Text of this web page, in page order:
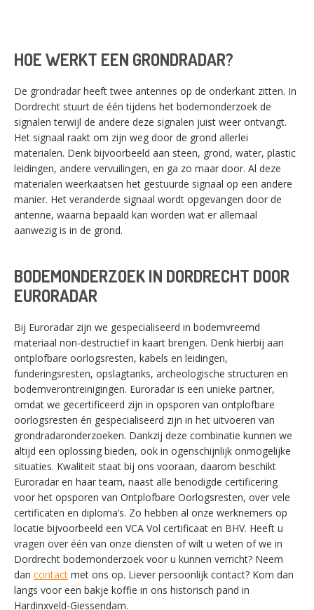
HOE WERKT EEN GRONDRADAR?
De grondradar heeft twee antennes op de onderkant zitten. In
Dordrecht stuurt de één tijdens het bodemonderzoek de
signalen terwijl de andere deze signalen juist weer ontvangt.
Het signaal raakt om zijn weg door de grond allerlei
materialen. Denk bijvoorbeeld aan steen, grond, water, plastic
leidingen, andere vervuilingen, en ga zo maar door. Al deze
materialen weerkaatsen het gestuurde signaal op een andere
manier. Het veranderde signaal wordt opgevangen door de
antenne, waarna bepaald kan worden wat er allemaal
aanwezig is in de grond.
BODEMONDERZOEK IN DORDRECHT DOOR
EURORADAR
Bij Euroradar zijn we gespecialiseerd in bodemvreemd
materiaal non-destructief in kaart brengen. Denk hierbij aan
ontplofbare oorlogsresten, kabels en leidingen,
funderingsresten, opslagtanks, archeologische structuren en
bodemverontreinigingen. Euroradar is een unieke partner,
omdat we gecertificeerd zijn in opsporen van ontplofbare
oorlogsresten én gespecialiseerd zijn in het uitvoeren van
grondradaronderzoeken. Dankzij deze combinatie kunnen we
altijd een oplossing bieden, ook in ogenschijnlijk onmogelijke
situaties. Kwaliteit staat bij ons vooraan, daarom beschikt
Euroradar en haar team, naast alle benodigde certificering
voor het opsporen van Ontplofbare Oorlogsresten, over vele
certificaten en diploma’s. Zo hebben al onze werknemers op
locatie bijvoorbeeld een VCA Vol certificaat en BHV. Heeft u
vragen over één van onze diensten of wilt u weten of we in
Dordrecht bodemonderzoek voor u kunnen verricht? Neem
dan contact met ons op. Liever persoonlijk contact? Kom dan
langs voor een bakje koffie in ons historisch pand in
Hardinxveld-Giessendam.
SWITCH THE LANGUAGE